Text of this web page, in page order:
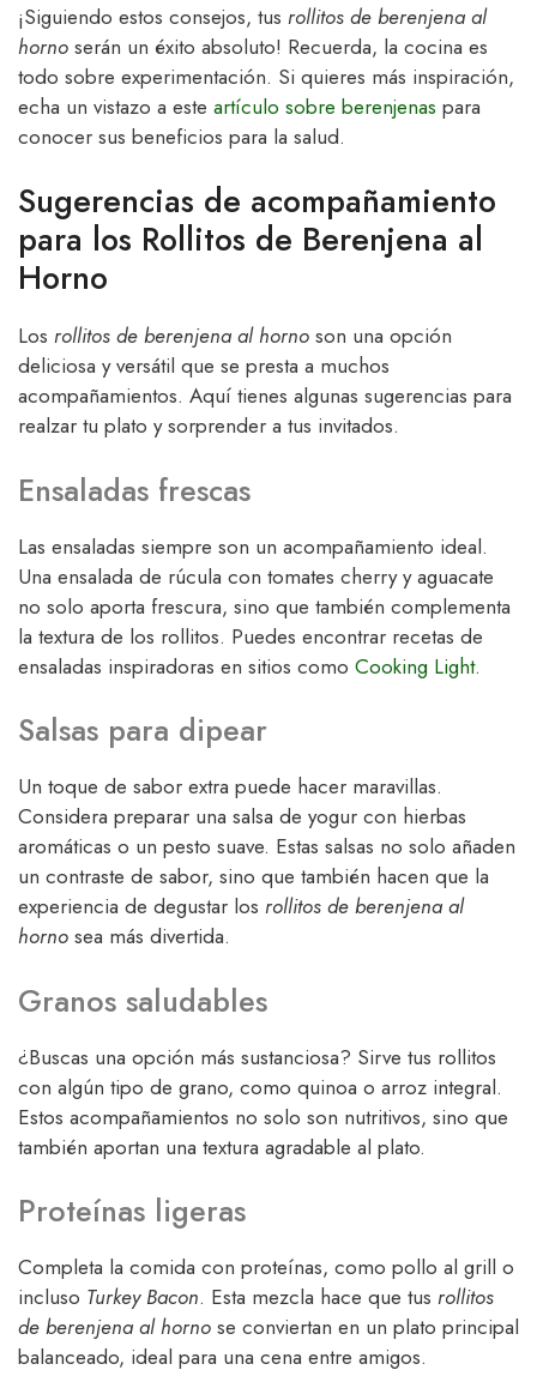
¡Siguiendo estos consejos, tus rollitos de berenjena al
horno serán un éxito absoluto! Recuerda, la cocina es
todo sobre experimentación. Si quieres más inspiración,
echa un vistazo a este artículo sobre berenjenas para
conocer sus beneficios para la salud.
Sugerencias de acompañamiento
para los Rollitos de Berenjena al
Horno
Los rollitos de berenjena al horno son una opción
deliciosa y versátil que se presta a muchos
acompañamientos. Aquí tienes algunas sugerencias para
realzar tu plato y sorprender a tus invitados.
Ensaladas frescas
Las ensaladas siempre son un acompañamiento ideal.
Una ensalada de rúcula con tomates cherry y aguacate
no solo aporta frescura, sino que también complementa
la textura de los rollitos. Puedes encontrar recetas de
ensaladas inspiradoras en sitios como Cooking Light.
Salsas para dipear
Un toque de sabor extra puede hacer maravillas.
Considera preparar una salsa de yogur con hierbas
aromáticas o un pesto suave. Estas salsas no solo añaden
un contraste de sabor, sino que también hacen que la
experiencia de degustar los rollitos de berenjena al
horno sea más divertida.
Granos saludables
¿Buscas una opción más sustanciosa? Sirve tus rollitos
con algún tipo de grano, como quinoa o arroz integral.
Estos acompañamientos no solo son nutritivos, sino que
también aportan una textura agradable al plato.
Proteínas ligeras
Completa la comida con proteínas, como pollo al grill o
incluso Turkey Bacon. Esta mezcla hace que tus rollitos
de berenjena al horno se conviertan en un plato principal
balanceado, ideal para una cena entre amigos.